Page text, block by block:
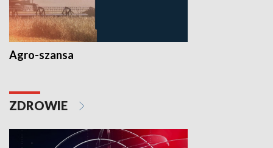
Agro-szansa
ZDROWIE